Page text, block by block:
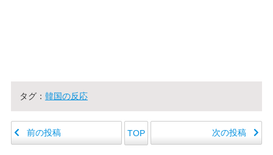
タグ： 韓国の反応
前の投稿 TOP 次の投稿